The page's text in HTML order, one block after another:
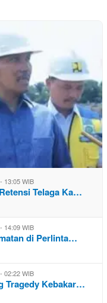
13:05 WIB
Telaga Ka…
14:09 WIB
di Perlinta…
02:22 WIB
Tragedy Kebakar…